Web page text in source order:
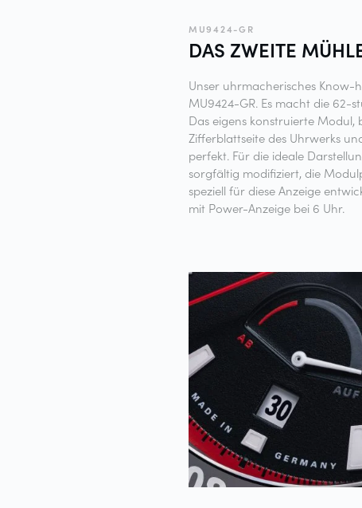
MU9424-GR
DAS ZWEITE
Unser uhrmacherisches
MU9424-GR. Es macht die 62-
Das eigens konstruierte Modul,
Zifferblattseite des Uhrwerks
perfekt. Für die ideale
sorgfältig modifiziert, die
speziell für diese Anzeige
mit Power-Anzeige bei 6 Uhr.